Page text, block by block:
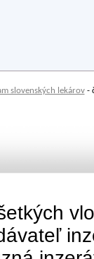
slovenských lekárov-